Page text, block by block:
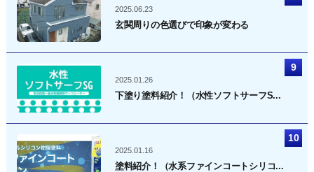
2025.06.23
玄関周りの色選びで印象が変わる
2025.01.26
下塗り塗料紹介！（水性ソフトサーフS...
2025.01.16
塗料紹介！（水系ファインコートシリコ...